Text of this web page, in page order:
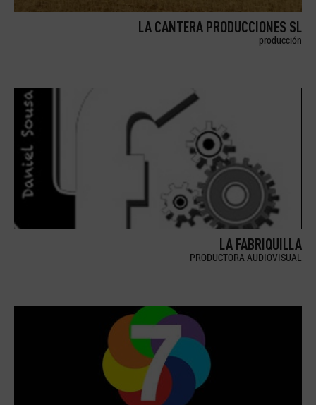
LA CANTERA PRODUCCIONES SL
producción
LA FABRIQUILLA
PRODUCTORA AUDIOVISUAL